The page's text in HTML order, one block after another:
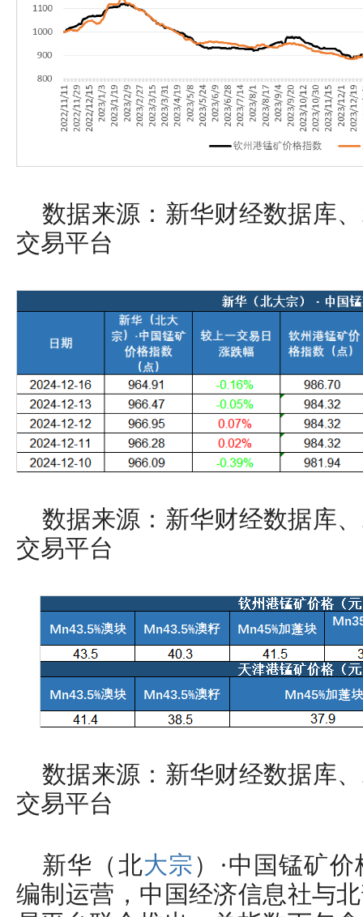
数据来源：新华财经数据库
交易平台
数据来源：新华财经数据库
交易平台
数据来源：新华财经数据库
交易平台
新华（北大宗）·中国锰矿
编制运营，中国经济信息社与